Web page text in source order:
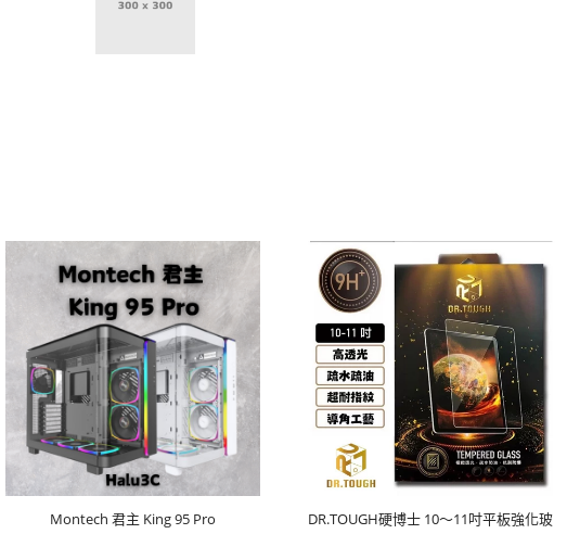
Montech 君主 King 95 Pro
DR.TOUGH硬博士 10～11吋平板強化玻